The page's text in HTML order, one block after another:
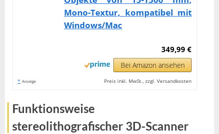
Mono-Textur, kompatibel mit
Windows/Mac
349,99 €
Bei Amazon ansehen
* Anzeige Preis inkl. MwSt., zzgl. Versandkosten
Funktionsweise
stereolithografischer 3D-Scanner